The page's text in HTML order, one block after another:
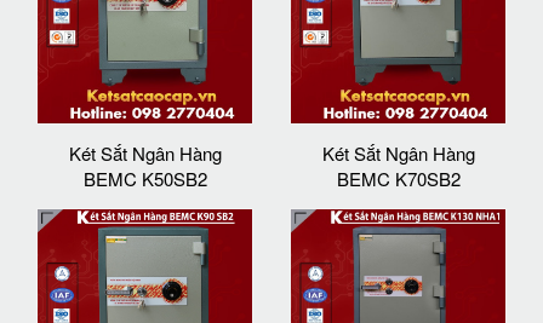
Két Sắt Ngân Hàng
BEMC K50SB2
Két Sắt Ngân Hàng
BEMC K70SB2